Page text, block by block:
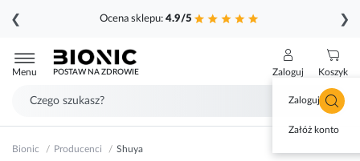
Ocena sklepu: 4.9/5
❮ ❯
do
treści
Menu POSTAW NA ZDROWIE Zaloguj
Zaloguj się
Załóż konto
Koszyk
Bionic Producenci Shuya